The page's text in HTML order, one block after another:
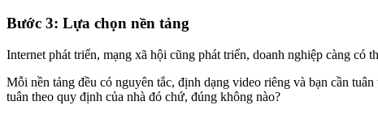
Bước 3: Lựa chọn nền tảng
Internet phát triển, mạng xã hội cũng phát triển, doanh nghiệp càng có
Mỗi nền tảng đều có nguyên tắc, định dạng video riêng và bạn cần
tuân theo quy định của nhà đó chứ, đúng không nào?